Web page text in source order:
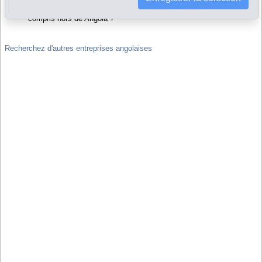
Exportacao Lda est-elle filiale ou maison-mère d'autres sociétés, y
compris hors de Angola ?
Recherchez d'autres entreprises angolaises